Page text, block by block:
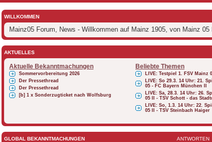
WILLKOMMEN
Mainz05 Forum, News - Willkommen auf Mainz 1905, von Mainz
AKTUELLES
Aktuelle Bekanntmachungen Beliebte Themen
Sommervorbereitung 2026
Der Pressethread
Der Pressethread
[b] 1 x Sonderzugticket nach Wolfsburg
LIVE: Testpiel 1. FSV Mainz
LIVE: So 29.3. 14 Uhr: 21.
05 - FC Bayern München II
LIVE: Sa, 28.3. 14 Uhr: 26.
05 II - TSV Schott - das
LIVE: So, 1.3. 14 Uhr: 22.
05 II - TSV Steinbach Haiger
GLOBAL BEKANNTMACHUNGEN ANTWORTEN